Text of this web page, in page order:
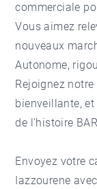
commerciale
Vous aimez
nouveaux
Autonome,
Rejoignez
bienveillante,
de l’histoire
Envoyez votre
Iazzourene